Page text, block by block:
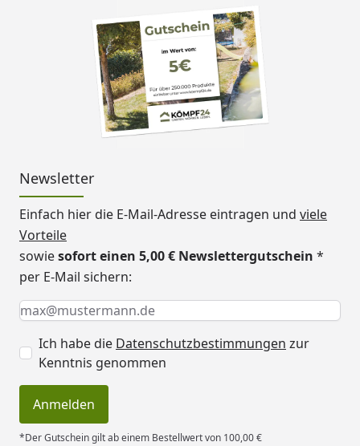
Newsletter
Einfach hier die E-Mail-Adresse eintragen und viele
Vorteile
sowiesofort einen 5,00 € Newslettergutschein *
per E-Mail sichern:
Keine Eingabe erforderlich
Eingabe erforderlich
E-Mail *
Ich habe die Datenschutzbestimmungen zur
Kenntnis genommen
Anmelden
*Der Gutschein gilt ab einem Bestellwert von 100,00 €